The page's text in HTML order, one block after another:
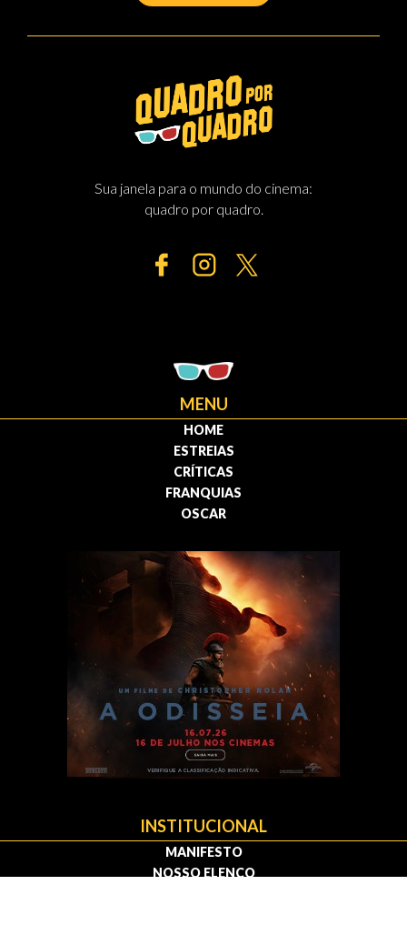
Sua janela para o mundo do cinema:
quadro por quadro.
MENU
HOME
ESTREIAS
CRÍTICAS
FRANQUIAS
OSCAR
INSTITUCIONAL
MANIFESTO
NOSSO ELENCO